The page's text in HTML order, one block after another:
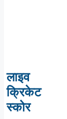
लाइव
क्रिकेट
स्कोर